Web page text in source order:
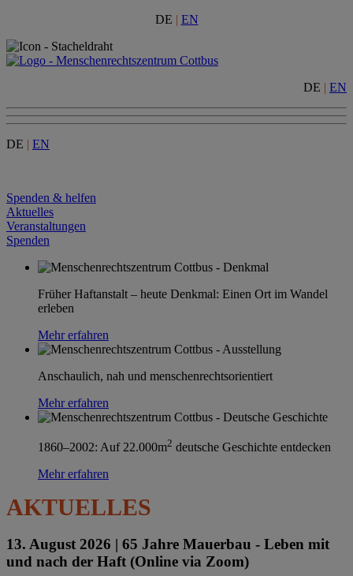
DE | EN
DE | EN
DE | EN
Spenden & helfen
Aktuelles
Veranstaltungen
Spenden
Früher Haftanstalt – heute Denkmal: Einen Ort im Wandel
erleben
Mehr erfahren
Anschaulich, nah und menschenrechtsorientiert
Mehr erfahren
1860–2002: Auf 22.000m2 deutsche Geschichte entdecken
Mehr erfahren
AKTUELLES
13. August 2026 | 65 Jahre Mauerbau - Leben mit
und nach der Haft (Online via Zoom)